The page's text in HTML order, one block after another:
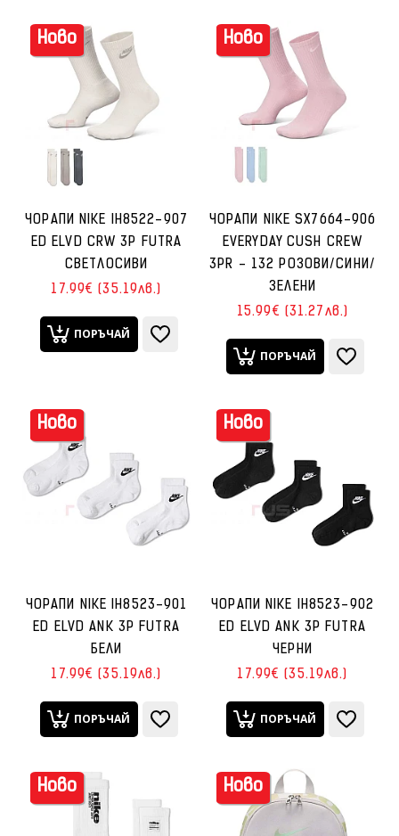
Ново
ЧОРАПИ NIKE IH8522-907
ED ELVD CRW 3P FUTRA
СВЕТЛОСИВИ
17.99€ (35.19лв.)
ПОРЪЧАЙ
Ново
ЧОРАПИ NIKE SX7664-906
EVERYDAY CUSH CREW
3PR - 132 РОЗОВИ/СИНИ/
ЗЕЛЕНИ
15.99€ (31.27лв.)
ПОРЪЧАЙ
Ново
ЧОРАПИ NIKE IH8523-901
ED ELVD ANK 3P FUTRA
БЕЛИ
17.99€ (35.19лв.)
ПОРЪЧАЙ
Ново
ЧОРАПИ NIKE IH8523-902
ED ELVD ANK 3P FUTRA
ЧЕРНИ
17.99€ (35.19лв.)
ПОРЪЧАЙ
Ново Ново